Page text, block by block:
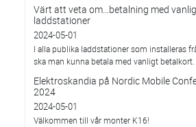
Värt att veta om…betalning med
laddstationer
2024-05-01
I alla publika laddstationer som installeras
ska man kunna betala med vanligt betalkort.
Elektroskandia på Nordic Mobile
2024
2024-05-01
Välkommen till vår monter K16!